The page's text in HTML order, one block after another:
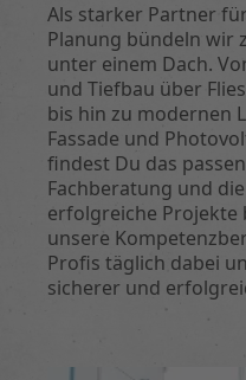
Als starker Partner
Planung bündeln wir
unter einem Dach.
und Tiefbau über
bis hin zu modernen
Fassade und
findest Du das
Fachberatung und
erfolgreiche Projekte
unsere
Profis täglich dabei
sicherer und